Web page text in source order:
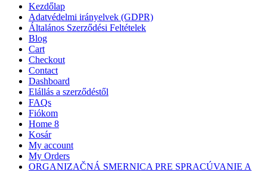
Kezdőlap
Adatvédelmi irányelvek (GDPR)
Általános Szerződési Feltételek
Blog
Cart
Checkout
Contact
Dashboard
Elállás a szerződéstől
FAQs
Fiókom
Home 8
Kosár
My account
My Orders
ORGANIZAČNÁ SMERNICA PRE SPRACÚVANIE A